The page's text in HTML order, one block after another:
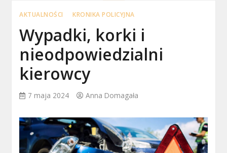
AKTUALNOŚCI KRONIKA POLICYJNA
Wypadki, korki i
nieodpowiedzialni
kierowcy
7 maja 2024 Anna Domagała